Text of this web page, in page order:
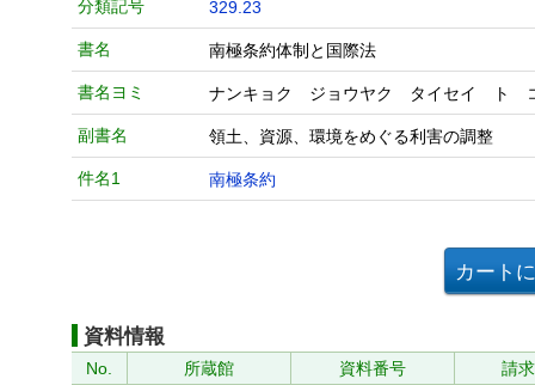
分類記号 329.23
書名 南極条約体制と国際法
書名ヨミ ナンキョク ジョウヤク タイセイ ト
副書名 領土、資源、環境をめぐる利害の調整
件名1 南極条約
資料情報
No. 所蔵館 資料番号
請